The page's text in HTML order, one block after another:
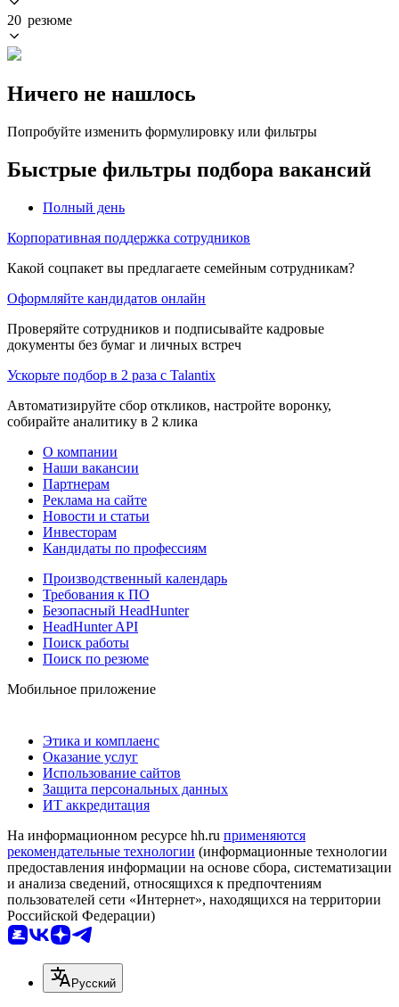
20 резюме
Ничего не нашлось
Попробуйте изменить формулировку или фильтры
Быстрые фильтры подбора вакансий
Полный день
Корпоративная поддержка сотрудников
Какой соцпакет вы предлагаете семейным сотрудникам?
Оформляйте кандидатов онлайн
Проверяйте сотрудников и подписывайте кадровые
документы без бумаг и личных встреч
Ускорьте подбор в 2 раза с Talantix
Автоматизируйте сбор откликов, настройте воронку,
собирайте аналитику в 2 клика
О компании
Наши вакансии
Партнерам
Реклама на сайте
Новости и статьи
Инвесторам
Кандидаты по профессиям
Производственный календарь
Требования к ПО
Безопасный HeadHunter
HeadHunter API
Поиск работы
Поиск по резюме
Мобильное приложение
Этика и комплаенс
Оказание услуг
Использование сайтов
Защита персональных данных
ИТ аккредитация
На информационном ресурсе hh.ru применяются
рекомендательные технологии (информационные технологии
предоставления информации на основе сбора, систематизации
и анализа сведений, относящихся к предпочтениям
пользователей сети «Интернет», находящихся на территории
Российской Федерации)
Русский